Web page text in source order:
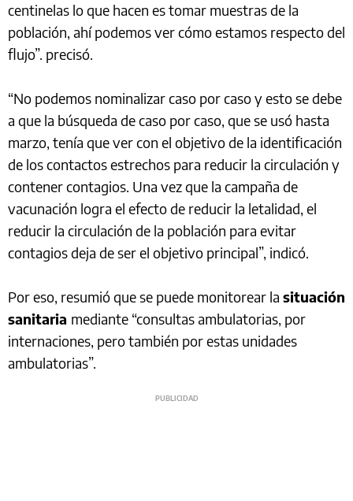
centinelas lo que hacen es tomar muestras de la
población, ahí podemos ver cómo estamos respecto del
flujo”. precisó.
“No podemos nominalizar caso por caso y esto se debe
a que la búsqueda de caso por caso, que se usó hasta
marzo, tenía que ver con el objetivo de la identificación
de los contactos estrechos para reducir la circulación y
contener contagios. Una vez que la campaña de
vacunación logra el efecto de reducir la letalidad, el
reducir la circulación de la población para evitar
contagios deja de ser el objetivo principal”, indicó.
Por eso, resumió que se puede monitorear la situación
sanitaria mediante “consultas ambulatorias, por
internaciones, pero también por estas unidades
ambulatorias”.